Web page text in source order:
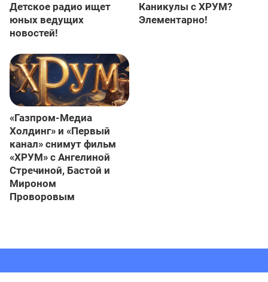
Детское радио ищет
юных ведущих
новостей!
Каникулы с ХРУМ?
Элементарно!
«Газпром-Медиа
Холдинг» и «Первый
канал» снимут фильм
«ХРУМ» с Ангелиной
Стречиной, Бастой и
Мироном
Проворовым